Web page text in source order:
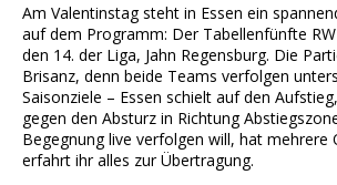
Am Valentinstag steht in Essen ein
auf dem Programm: Der Tabellenfünfte
den 14. der Liga, Jahn Regensburg. Die
Brisanz, denn beide Teams verfolgen
Saisonziele – Essen schielt auf den
gegen den Absturz in Richtung
Begegnung live verfolgen will, hat mehrere
erfahrt ihr alles zur Übertragung.